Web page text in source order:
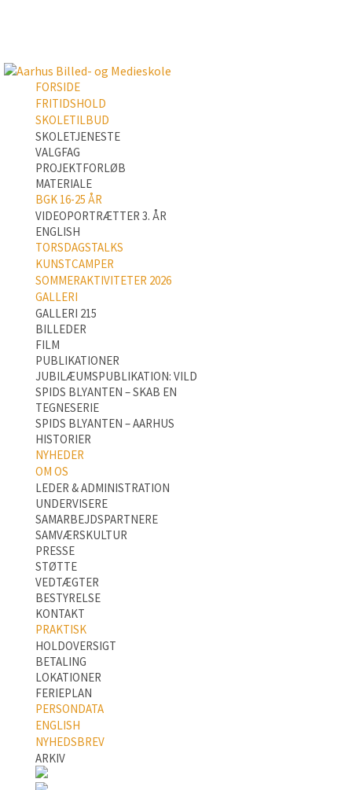
FORSIDE
FRITIDSHOLD
SKOLETILBUD
SKOLETJENESTE
VALGFAG
PROJEKTFORLØB
MATERIALE
BGK 16-25 ÅR
VIDEOPORTRÆTTER 3. ÅR
ENGLISH
TORSDAGSTALKS
KUNSTCAMPER
SOMMERAKTIVITETER 2026
GALLERI
GALLERI 215
BILLEDER
FILM
PUBLIKATIONER
JUBILÆUMSPUBLIKATION: VILD
SPIDS BLYANTEN – SKAB EN
TEGNESERIE
SPIDS BLYANTEN – AARHUS
HISTORIER
NYHEDER
OM OS
LEDER & ADMINISTRATION
UNDERVISERE
SAMARBEJDSPARTNERE
SAMVÆRSKULTUR
PRESSE
STØTTE
VEDTÆGTER
BESTYRELSE
KONTAKT
PRAKTISK
HOLDOVERSIGT
BETALING
LOKATIONER
FERIEPLAN
PERSONDATA
ENGLISH
NYHEDSBREV
ARKIV